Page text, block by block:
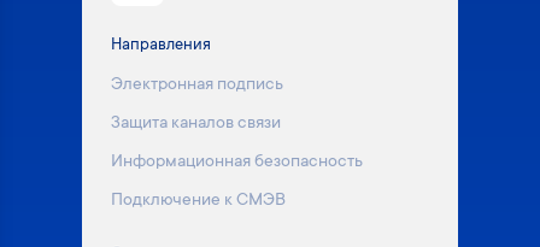
Направления
Электронная подпись
Защита каналов связи
Информационная безопасность
Подключение к СМЭВ